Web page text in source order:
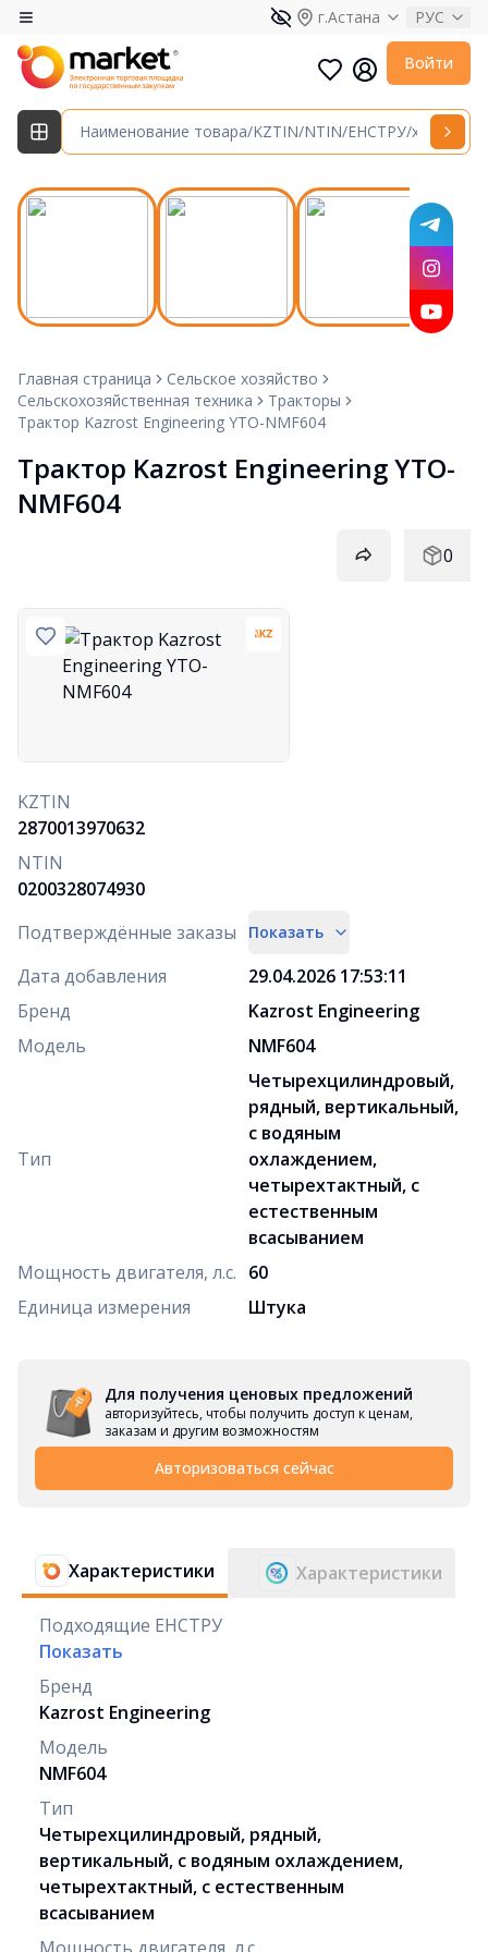
г.Астана РУС
Войти
Главная страница
Сельское хозяйство
Сельскохозяйственная техника
Тракторы
Трактор Kazrost Engineering YTO-NMF604
Трактор Kazrost Engineering YTO-
NMF604
0
KZTIN
2870013970632
NTIN
0200328074930
Подтверждённые заказы
Показать
Дата добавления
29.04.2026 17:53:11
Бренд
Kazrost Engineering
Модель
NMF604
Тип
Четырехцилиндровый,
рядный, вертикальный,
с водяным
охлаждением,
четырехтактный, с
естественным
всасыванием
Мощность двигателя, л.с. 60
Единица измерения
Штука
Для получения ценовых предложений
авторизуйтесь, чтобы получить доступ к ценам,
заказам и другим возможностям
Авторизоваться сейчас
Характеристики Характеристики
Подходящие ЕНСТРУ
Показать
Бренд
Kazrost Engineering
Модель
NMF604
Тип
Четырехцилиндровый, рядный,
вертикальный, с водяным охлаждением,
четырехтактный, с естественным
всасыванием